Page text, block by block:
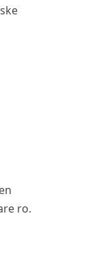
ro.